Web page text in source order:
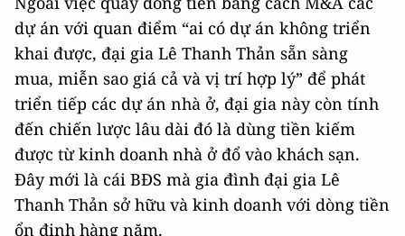
dự án với quan điểm “ai có dự án không triển
khai được, đại gia Lê Thanh Thản sẵn sàng
mua, miễn sao giá cả và vị trí hợp lý” để phát
triển tiếp các dự án nhà ở, đại gia này còn tính
đến chiến lược lâu dài đó là dùng tiền kiếm
được từ kinh doanh nhà ở đổ vào khách sạn.
Đây mới là cái BĐS mà gia đình đại gia Lê
Thanh Thản sở hữu và kinh doanh với dòng tiền
ổn định hàng năm.